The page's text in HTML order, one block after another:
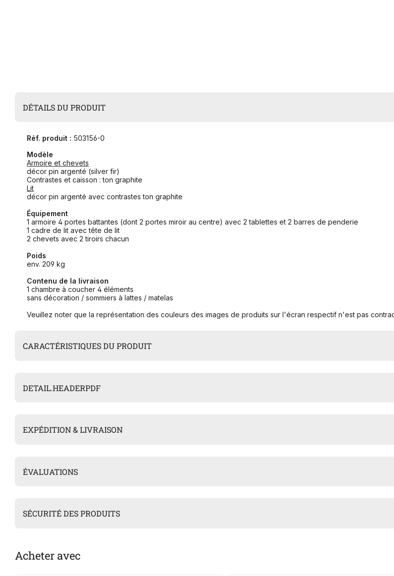
DÉTAILS DU PRODUIT
Réf. produit : 503156-0
Modèle
Armoire et chevets
décor pin argenté (silver fir)
Contrastes et caisson : ton graphite
Lit
décor pin argenté avec contrastes ton graphite
Équipement
1 armoire 4 portes battantes (dont 2 portes miroir au centre) avec 2 tablettes et 2 barres de penderie
1 cadre de lit avec tête de lit
2 chevets avec 2 tiroirs chacun
Poids
env. 209 kg
Contenu de la livraison
1 chambre à coucher 4 éléments
sans décoration / sommiers à lattes / matelas
Veuillez noter que la représentation des couleurs des images de produits sur l'écran respectif n'est pas
CARACTÉRISTIQUES DU PRODUIT
DETAIL.HEADERPDF
EXPÉDITION & LIVRAISON
ÉVALUATIONS
SÉCURITÉ DES PRODUITS
Acheter avec